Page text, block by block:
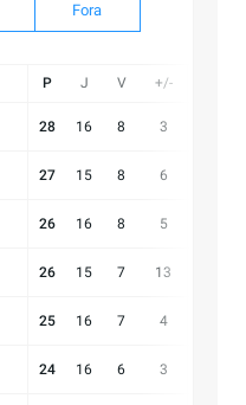
Fora
P J V +/-
28 16 8 3
27 15 8 6
26 16 8 5
26 15 7 13
25 16 7 4
24 16 6 3